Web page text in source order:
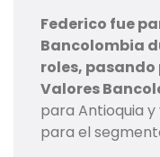
Federico fue
Bancolombia
roles,
Valores
para Antioquia
para el